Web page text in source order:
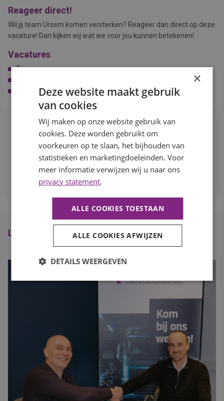
Reageer direct!
Wil jij team Ursem komen versterken? Reageer dan direct op deze
vacature! Dan kijken wij wat we voor jou kunnen betekenen!
Vacatures
Timmerman
Tegelzetter
Job Alert
Ontvang de laatste vacatures in jouw vakgebied direct in je
MELD JE AAN
Laatste Nieuws
×
Deze website maakt gebruik
van cookies
Wij maken op onze website gebruik van
cookies. Deze worden gebruikt om
voorkeuren op te slaan, het bijhouden van
statistieken en marketingdoeleinden. Voor
meer informatie verwijzen wij u naar ons
privacy statement.
ALLE COOKIES TOESTAAN
ALLE COOKIES AFWIJZEN
DETAILS WEERGEVEN